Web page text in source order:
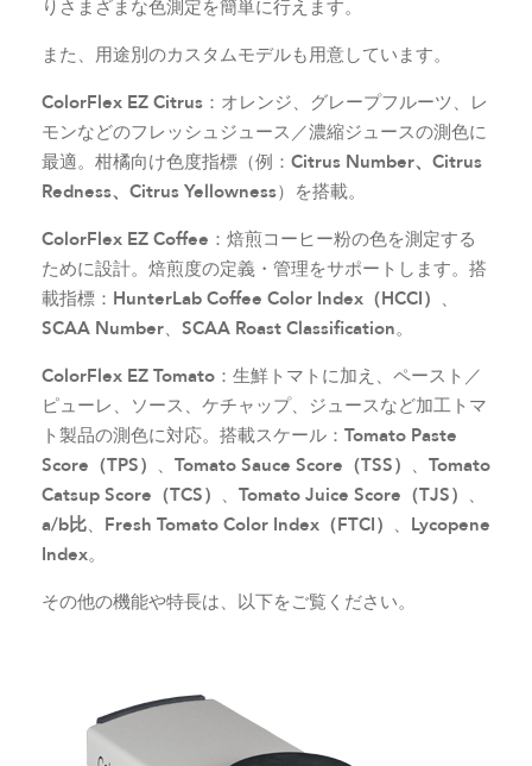
りさまざまな色測定を簡単に行えます。
また、用途別のカスタムモデルも用意しています。
ColorFlex EZ Citrus ：オレンジ、グレープフルーツ、レ
モンなどのフレッシュジュース／濃縮ジュースの測色に
最適。柑橘向け色度指標（例： Citrus Number、Citrus
Redness、Citrus Yellowness）を搭載。
ColorFlex EZ Coffee ：焙煎コーヒー粉の色を測定する
ために設計。焙煎度の定義・管理をサポートします。搭
載指標： HunterLab Coffee Color Index（HCCI） 、
SCAA Number、 SCAA Roast Classification。
ColorFlex EZ Tomato ：生鮮トマトに加え、ペースト／
ピューレ、ソース、ケチャップ、ジュースなど加工トマ
ト製品の測色に対応。搭載スケール： Tomato Paste
Score（TPS） 、 Tomato Sauce Score（TSS） 、 Tomato
Catsup Score（TCS） 、 Tomato Juice Score（TJS） 、
a/b比、 Fresh Tomato Color Index（FTCI） 、 Lycopene
Index。
その他の機能や特長は、以下をご覧ください。